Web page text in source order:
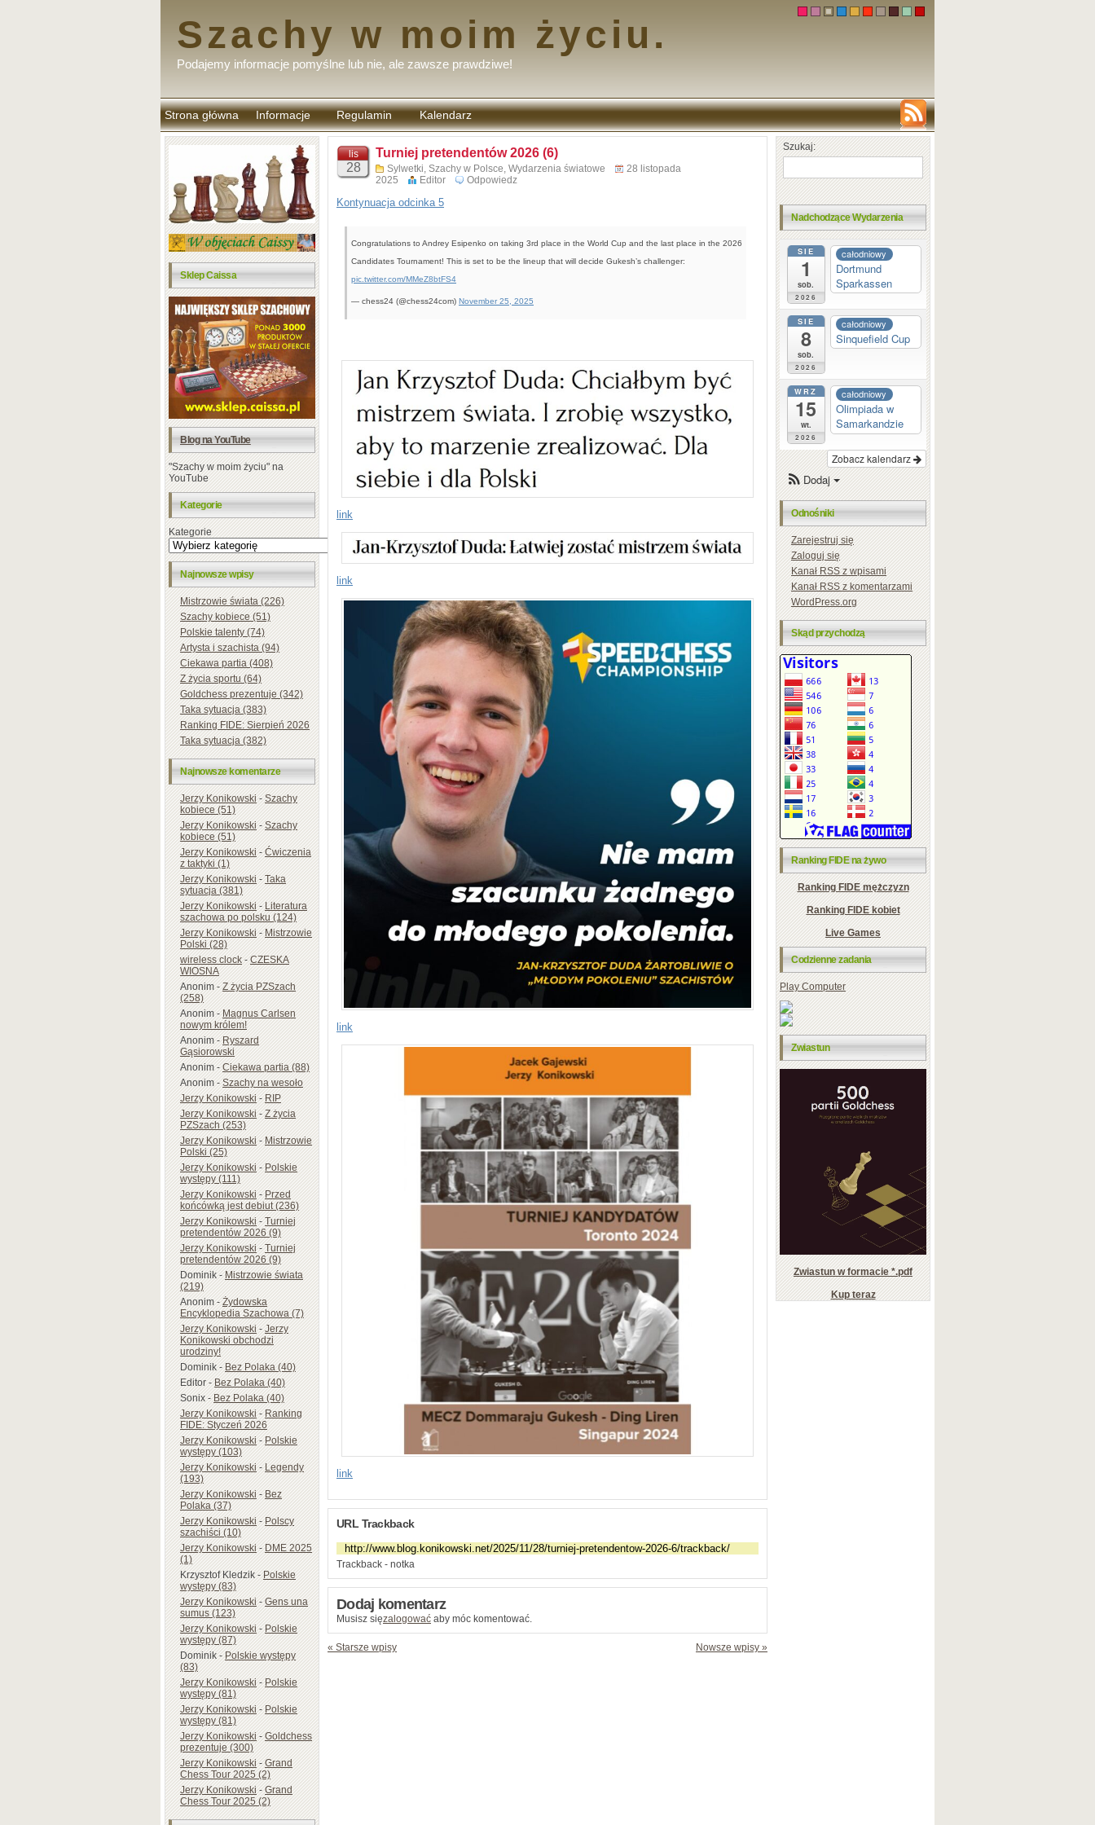
Szachy w moim życiu.
Podajemy informacje pomyślne lub nie, ale zawsze prawdziwe!
Strona główna Informacje Regulamin
komentarzy
Kalendarz
Sklep Caissa
Blog na YouTube
"Szachy w moim życiu" na
YouTube
Kategorie
Kategorie
Najnowsze wpisy
Mistrzowie świata (226)
Szachy kobiece (51)
Polskie talenty (74)
Artysta i szachista (94)
Ciekawa partia (408)
Z życia sportu (64)
Goldchess prezentuje (342)
Taka sytuacja (383)
Ranking FIDE: Sierpień 2026
Taka sytuacja (382)
Najnowsze komentarze
Jerzy Konikowski-Szachy
kobiece (51)
Jerzy Konikowski-Szachy
kobiece (51)
Jerzy Konikowski-Ćwiczenia
z taktyki (1)
Jerzy Konikowski-Taka
sytuacja (381)
Jerzy Konikowski-Literatura
szachowa po polsku (124)
Jerzy Konikowski-Mistrzowie
Polski (28)
wireless clock-CZESKA
WIOSNA
Anonim-Z życia PZSzach
(258)
Anonim-Magnus Carlsen
nowym królem!
Anonim-Ryszard
Gąsiorowski
Anonim-Ciekawa partia (88)
Anonim-Szachy na wesoło
Jerzy Konikowski-RIP
Jerzy Konikowski-Z życia
PZSzach (253)
Jerzy Konikowski-Mistrzowie
Polski (25)
Jerzy Konikowski-Polskie
występy (111)
Jerzy Konikowski-Przed
końcówką jest debiut (236)
Jerzy Konikowski-Turniej
pretendentów 2026 (9)
Jerzy Konikowski-Turniej
pretendentów 2026 (9)
Dominik-Mistrzowie świata
(219)
Anonim-Żydowska
Encyklopedia Szachowa (7)
Jerzy Konikowski-Jerzy
Konikowski obchodzi
urodziny!
Dominik-Bez Polaka (40)
Editor-Bez Polaka (40)
Sonix-Bez Polaka (40)
Jerzy Konikowski-Ranking
FIDE: Styczeń 2026
Jerzy Konikowski-Polskie
występy (103)
Jerzy Konikowski-Legendy
(193)
Jerzy Konikowski-Bez
Polaka (37)
Jerzy Konikowski-Polscy
szachiści (10)
Jerzy Konikowski-DME 2025
(1)
Krzysztof Kledzik-Polskie
występy (83)
Jerzy Konikowski-Gens una
sumus (123)
Jerzy Konikowski-Polskie
występy (87)
Dominik-Polskie występy
(83)
Jerzy Konikowski-Polskie
występy (81)
Jerzy Konikowski-Polskie
występy (81)
Jerzy Konikowski-Goldchess
prezentuje (300)
Jerzy Konikowski-Grand
Chess Tour 2025 (2)
Jerzy Konikowski-Grand
Chess Tour 2025 (2)
lis
28
Turniej pretendentów 2026 (6)
Sylwetki, Szachy w Polsce, Wydarzenia światowe
28 listopada
2025
Editor Odpowiedz
Kontynuacja odcinka 5
Congratulations to Andrey Esipenko on taking 3rd place in the World Cup and the last place in the 2026
Candidates Tournament! This is set to be the lineup that will decide Gukesh’s challenger:
pic.twitter.com/MMeZ8btFS4
— chess24 (@chess24com) November 25, 2025
link
link
link
link
URL Trackback
Trackback - notka
Dodaj komentarz
Musisz sięzalogować aby móc komentować.
« Starsze wpisy Nowsze wpisy »
Szukaj:
Nadchodzące Wydarzenia
SIE
1
sob.
2026
całodniowy
Dortmund
Sparkassen
SIE
8
sob.
2026
całodniowy
Sinquefield Cup
WRZ
15
wt.
2026
całodniowy
Olimpiada w
Samarkandzie
Zobacz kalendarz
Dodaj
Odnośniki
Zarejestruj się
Zaloguj się
KanałRSSz wpisami
KanałRSSz komentarzami
WordPress.org
Skąd przychodzą
Ranking FIDE na żywo
Ranking FIDE mężczyzn
Ranking FIDE kobiet
Live Games
Codzienne zadania
Play Computer
Zwiastun
Zwiastun w formacie *.pdf
Kup teraz